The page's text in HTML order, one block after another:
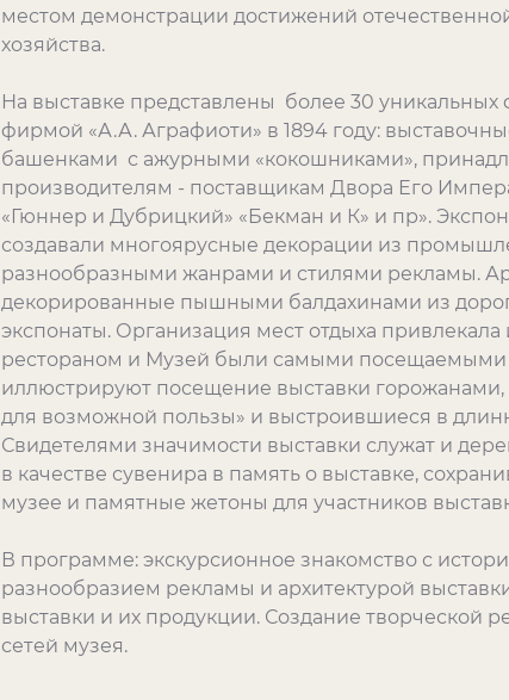
местом демонстрации достижений
хозяйства.
На выставке представлены более 30
фирмой «А.А. Аграфиоти» в 1894 году:
башенками с ажурными «кокошниками»,
производителям - поставщикам Двора Его
«Гюннер и Дубрицкий» «Бекман и К» и пр».
создавали многоярусные декорации из
разнообразными жанрами и стилями рекламы.
декорированные пышными балдахинами из
экспонаты. Организация мест отдыха привлекала
рестораном и Музей были самыми посещаемыми
иллюстрируют посещение выставки
для возможной пользы» и выстроившиеся в
Свидетелями значимости выставки служат и
в качестве сувенира в память о выставке,
музее и памятные жетоны для участников
В программе: экскурсионное знакомство с
разнообразием рекламы и архитектурой
выставки и их продукции. Создание творческой
сетей музея.